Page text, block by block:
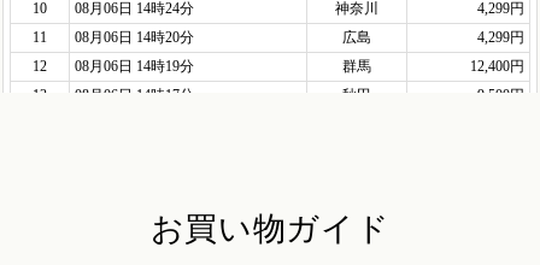
お買い物ガイド